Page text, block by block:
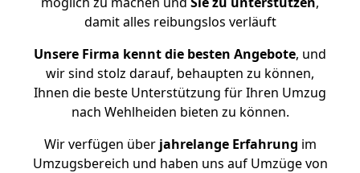
damit alles reibungslos verläuft
Unsere Firma kennt die besten Angebote, und
wir sind stolz darauf, behaupten zu können,
Ihnen die beste Unterstützung für Ihren Umzug
nach Wehlheiden bieten zu können.
Wir verfügen überjahrelange Erfahrung im
Umzugsbereich und haben uns auf Umzüge von